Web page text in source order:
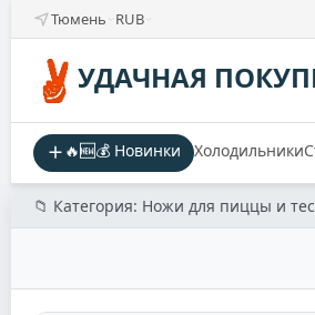
Тюмень RUB
УДАЧНАЯ
🔥🆕💰 Новинки Холодильники
📁 Категория: Ножи для пиццы и